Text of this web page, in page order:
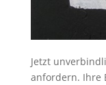
Jetzt
anfordern. Ihre